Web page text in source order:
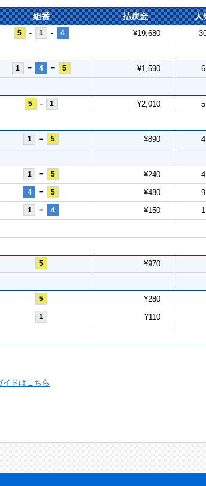
組番 払戻金 人
5 - 1 - 4 ¥19,680
1 = 4 = 5 ¥1,590 6
5 - 1 ¥2,010 5
1 = 5 ¥890 4
1 = 5 ¥240 4
4 = 5 ¥480 9
1 = 4 ¥150 1
5 ¥970
5 ¥280
1 ¥110
ドはこちら